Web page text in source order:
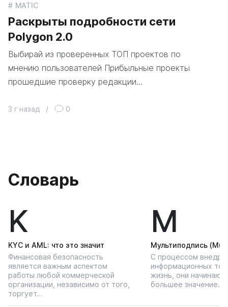
MATIC
Раскрыты подробности сети
Polygon 2.0
Выбирай из проверенных ТОП проектов по
мнению пользователей Прибыльные проекты
прошедшие проверку редакции…
3 г назад / 0
Словарь
K
KYС и AML: что это значит
Финансовая безопасность
является важным аспектом
работы любой коммерческой
организации, независимо от того,
торгует…
М
Мультиподпись
С процессом
информационных
жизнь, они начинают
большее значение…